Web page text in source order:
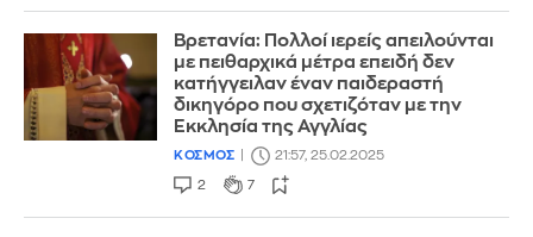
Βρετανία: Πολλοί ιερείς απειλούνται
με πειθαρχικά μέτρα επειδή δεν
κατήγγειλαν έναν παιδεραστή
δικηγόρο που σχετιζόταν με την
Εκκλησία της Αγγλίας
ΚΟΣΜΟΣ 21:57, 25.02.2025
2 7